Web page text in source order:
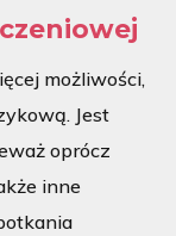
możliwości,
Jest
oprócz
inne